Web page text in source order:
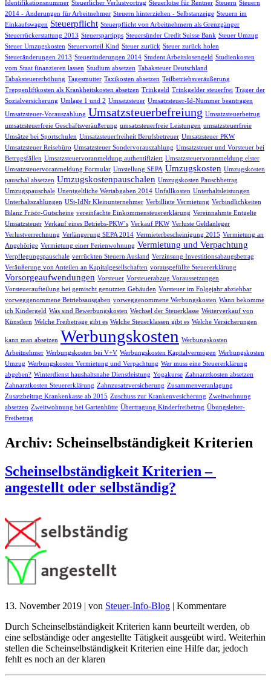
Identifikationsnummer Steuerlicher Verlustvortrag Steuerlotse für Rentner Steuern Steuern
2014 - Änderungen für Arbeitnehmer Steuern hinterziehen - Selbstanzeige Steuern im
Einkaufswagen Steuerpflicht Steuerpflicht von Arbeitnehmern als Grenzgänger
Steuerrückerstattung 2013 Steuerspartipps Steuersünder Credit Suisse Bank Steuer Umzug
Steuer Umzugskosten Steuervorteil Kind Steuer zurück Steuer zurück holen
Steueränderungen 2013 Steueränderungen 2014 Student Arbeitslosengeld Studienkosten
vom Staat finanzieren lassen Studium absetzen Tabaksteuer Deutschland
Tabaksteuererhöhung Tagesmutter Taxikosten absetzen Teilbetriebsveräußerung
Treppenliftkosten als Krankheitskosten absetzen Trinkgeld Trinkgelder steuerfrei Träger der
Sozialversicherung Umlage 1 und 2 Umsatzsteuer Umsatzsteuer-Id-Nummer beantragen
Umsatzsteuer-Vorauszahlung Umsatzsteuerbefreiung Umsatzsteuerbetrug
umsatzsteuerfreie Geschäftsveräußerung umsatzsteuerfreie Leistungen umsatzsteuerfreie
Umsätze bei Sportschulen Umsatzsteuerfreiheit Berufsbetreuer Umsatzsteuer PKW
Umsatzsteuer Reisebüro Umsatzsteuer Sondervorauszahlung Umsatzsteuer und Vorsteuer bei
Betrugsfällen Umsatzsteuervoranmeldung authentifiziert Umsatzsteuervoranmeldung elster
Umsatzsteuervoranmeldung Formular Umstellung SEPA Umzugskosten Umzugskosten
pauschal absetzen Umzugskostenpauschalen Umzugskosten Pauschbetrag
Umzugspauschale Unentgeltliche Wertabgaben 2014 Unfallkosten Unterhaltsleistungen
Unterhaltszahlungen USt-IdNr Kleinunternehmer Verbilligte Vermietung Verbindlichkeiten
Bilanz Frisör-Gutscheine vereinfachte Einkommensteuererklärung Vereinnahmte Entgelte
Umsatzsteuer Verkauf eines Betriebs-PKW´s Verkauf PKW Verluste Geldanleger
Verlustverrechnung Verlängerung SEPA 2014 Vermieterbescheinigung 2015 Vermietung an
Angehörige Vermietung einer Ferienwohnung Vermietung und Verpachtung
Verpflegungspauschale verrückten Steuern Ausland Verzinsung Investitionsabzugsbetrag
Veräußerung von Anteilen an Kapitalgesellschaften vorausgefüllte Steuererklärung
Vorsorgeaufwendungen Vorsteuer Vorsteuerabzug Voraussetzungen
Vorsteueraufteilung bei gemischt genutzten Gebäuden Vorsteuer im Folgejahr abziehbar
vorweggenommene Betriebsausgaben vorweggenommene Werbungskosten Wann bekomme
ich Kindergeld Was sind Bewerbungskosten Wechsel der Steuerklasse Weiterverkauf von
Künstlern Welche Freibeträge gibt es Welche Steuerklassen gibt es Welche Versicherungen
kann man absetzen Werbungskosten Werbungskosten
Arbeitnehmer Werbungskosten bei V+V Werbungskosten Kapitalvermögen Werbungskosten
Umzug Werbungskosten Vermietung und Verpachtung Wer muss eine Steuererklärung
abgeben? Winterdienst haushaltsnahe Dienstleistung Yogakurse Zahnarztkosten absetzen
Zahnarztkosten Steuererklärung Zahnzusatzversicherung Zusammenveranlagung
Zusatzbeitrag Krankenkasse ab 2015 Zuschuss zur Krankenvesicherung Zweitwohnung
absetzen Zweitwohnung bei Gartenhütte Übertragung Kinderfreibetrag Übungsleiter-
Freibetrag
Archiv: Scheinselbständigkeit Kriterien
Scheinselbständigkeit Kriterien –
angestellt oder selbständig?
13. November 2019 | von Steuer-Info-Blog | Kommentare
Durch Scheinselbständigkeit Kriterien kann beurteilt werden, ob
eine selbständige oder angestellte Tätigkeit ausgeübt wird. Weiterhin
stellen die Scheinselbständigkeit Kriterien eine Hilfe dar, jedoch
fehlt es noch an der klaren